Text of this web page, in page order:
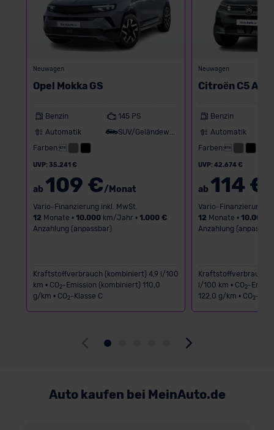
Neuwagen
Opel Mokka GS
Benzin
145 PS
Automatik
SUV/Geländewagen
Farben:
UVP: 35.241 €
ab 109 €/Monat
Vario-Finanzierung inkl. MwSt.
12 Monate • 10.000km/Jahr • 1.000 €
Anzahlung (anpassbar)
Kraftstoffverbrauch (kombiniert) 4,9 l/100
km • CO2-Emission (kombiniert) 110,0
g/km • CO2-Klasse C
Neuwagen
Citroën C5
Benzin
Automatik
Farben:
UVP: 42.674 €
ab 114 €
Vario-Finanzierung
12 Monate • 10.000
Anzahlung
Kraftstoffverbrauch
l/100 km • CO2-
122,0 g/km • CO2-
Auto kaufen bei MeinAuto.de